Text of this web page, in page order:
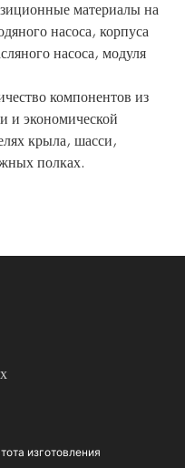
материалы на
насоса, корпуса
насоса, модуля
компонентов из
и экономической
крыла, шасси,
полках.